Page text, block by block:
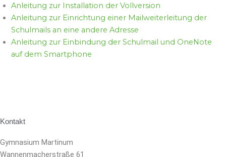
Anleitung zur Installation der Vollversion
Anleitung zur Einrichtung einer Mailweiterleitung der
Schulmails an eine andere Adresse
Anleitung zur Einbindung der Schulmail und OneNote
auf dem Smartphone
Kontakt
Gymnasium Martinum
Wannenmacherstraße 61